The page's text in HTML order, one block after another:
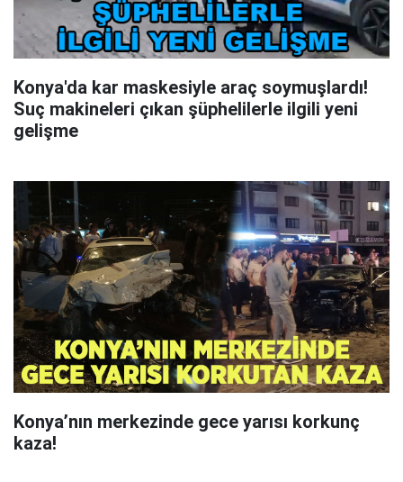
Konya'da kar maskesiyle araç soymuşlardı!
Suç makineleri çıkan şüphelilerle ilgili yeni
gelişme
Konya’nın merkezinde gece yarısı korkunç
kaza!